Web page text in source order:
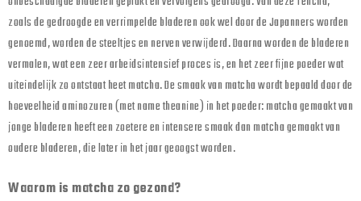
zoals de gedroogde en verrimpelde bladeren ook wel door de Japanners worden
genoemd, worden de steeltjes en nerven verwijderd. Daarna worden de bladeren
vermalen, wat een zeer arbeidsintensief proces is, en het zeer fijne poeder wat
uiteindelijk zo ontstaat heet matcha. De smaak van matcha wordt bepaald door de
hoeveelheid aminozuren (met name theanine) in het poeder: matcha gemaakt van
jonge bladeren heeft een zoetere en intensere smaak dan matcha gemaakt van
oudere bladeren, die later in het jaar geoogst worden.
Waarom is matcha zo gezond?